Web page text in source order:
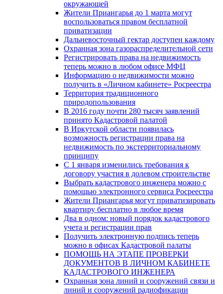
окружающей
Жители Приангарья до 1 марта могут
воспользоваться правом бесплатной
приватизации
Дальневосточный гектар доступен каждому
Охранная зона газораспределительной сети
Регистрировать права на недвижимость
теперь можно в любом офисе МФЦ
Информацию о недвижимости можно
получить в «Личном кабинете» Росреестра
Территория традиционного
природопользования
В 2016 году почти 280 тысяч заявлений
принято Кадастровой палатой
В Иркутской области появилась
возможность регистрации права на
недвижимость по экстерриториальному
принципу
C 1 января изменились требования к
договору участия в долевом строительстве
Выбрать кадастрового инженера можно с
помощью электронного сервиса Росреестра
Жители Приангарья могут приватизировать
квартиру бесплатно в любое время
Два в одном: новый порядок кадастрового
учета и регистрации прав
Получить электронную подпись теперь
можно в офисах Кадастровой палаты
ПОМОЩЬ НА ЭТАПЕ ПРОВЕРКИ
ДОКУМЕНТОВ В ЛИЧНОМ КАБИНЕТЕ
КАДАСТРОВОГО ИНЖЕНЕРА
Охранная зона линий и сооружений связи и
линий и сооружений радиофикации